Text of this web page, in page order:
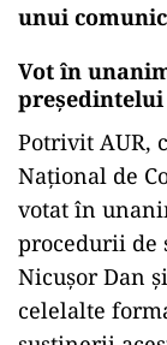
unui
Vot în
președintelui
Potrivit AUR,
Național de
votat în
procedurii de
Nicușor Dan
celelalte